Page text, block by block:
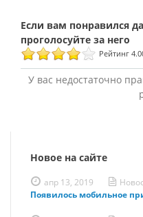
Рейтинг
У вас недостаточно
Новое на сайте
апр 13, 2019
Появилось мобильное